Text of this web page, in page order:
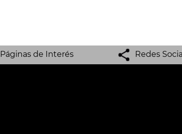
Páginas de Interés Redes